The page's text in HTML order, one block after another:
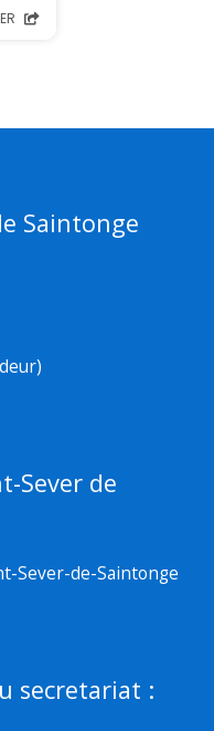
Saintonge
Sever de
Sever-de-Saintonge
secretariat :